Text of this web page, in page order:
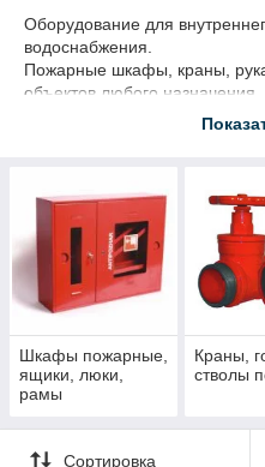
Оборудование для
водоснабжения.
Пожарные шкафы, краны,
объектов любого назначения.
Надёжные решения для
Шкафы пожарные,
ящики, люки,
рамы
Краны,
стволы
Сортировка